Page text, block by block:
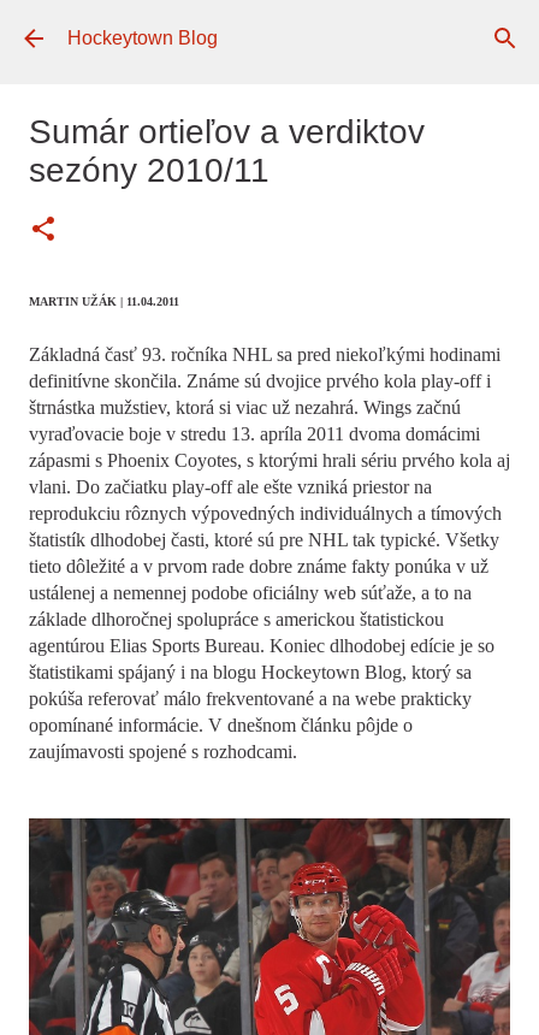
Preskočiť na hlavný obsah
Hockeytown Blog
Sumár ortieľov a verdiktov
sezóny 2010/11
MARTIN UŽÁK | 11.04.2011
Základná časť 93. ročníka NHL sa pred niekoľkými hodinami
definitívne skončila. Známe sú dvojice prvého kola play-off i
štrnástka mužstiev, ktorá si viac už nezahrá. Wings začnú
vyraďovacie boje v stredu 13. apríla 2011 dvoma domácimi
zápasmi s Phoenix Coyotes, s ktorými hrali sériu prvého kola aj
vlani. Do začiatku play-off ale ešte vzniká priestor na
reprodukciu rôznych výpovedných individuálnych a tímových
štatistík dlhodobej časti, ktoré sú pre NHL tak typické. Všetky
tieto dôležité a v prvom rade dobre známe fakty ponúka v už
ustálenej a nemennej podobe oficiálny web súťaže, a to na
základe dlhoročnej spolupráce s americkou štatistickou
agentúrou Elias Sports Bureau. Koniec dlhodobej edície je so
štatistikami spájaný i na blogu Hockeytown Blog, ktorý sa
pokúša referovať málo frekventované a na webe prakticky
opomínané informácie. V dnešnom článku pôjde o
zaujímavosti spojené s rozhodcami.